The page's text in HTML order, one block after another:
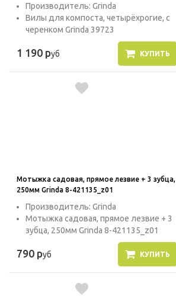
Производитель: Grinda
Вилы для компоста, четырёхрогие, с
черенком Grinda 39723
1 190 руб КУПИТЬ
Мотыжка садовая, прямое лезвие + 3 зубца,
250мм Grinda 8-421135_z01
Производитель: Grinda
Мотыжка садовая, прямое лезвие + 3
зубца, 250мм Grinda 8-421135_z01
790 руб КУПИТЬ